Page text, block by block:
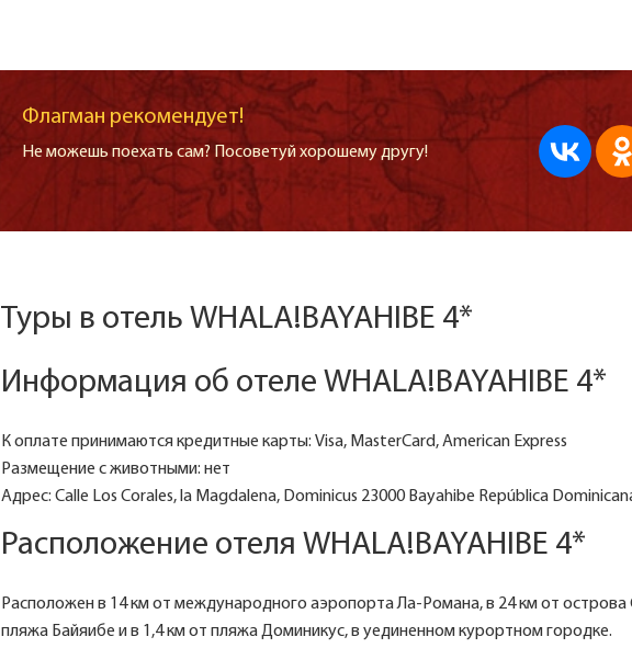
Флагман рекомендует!
Не можешь поехать сам? Посоветуй хорошему другу!
Туры в отель WHALA!BAYAHIBE 4*
Информация об отеле WHALA!BAYAHIBE 4*
К оплате принимаются кредитные карты: Visa, MasterCard, American Express
Размещение с животными: нет
Адрес: Calle Los Corales, la Magdalena, Dominicus 23000 Bayahibe República
Расположение отеля WHALA!BAYAHIBE 4*
Расположен в 14 км от международного аэропорта Ла-Романа, в 24 км от острова
пляжа Байяибе и в 1,4 км от пляжа Доминикус, в уединенном курортном городке.